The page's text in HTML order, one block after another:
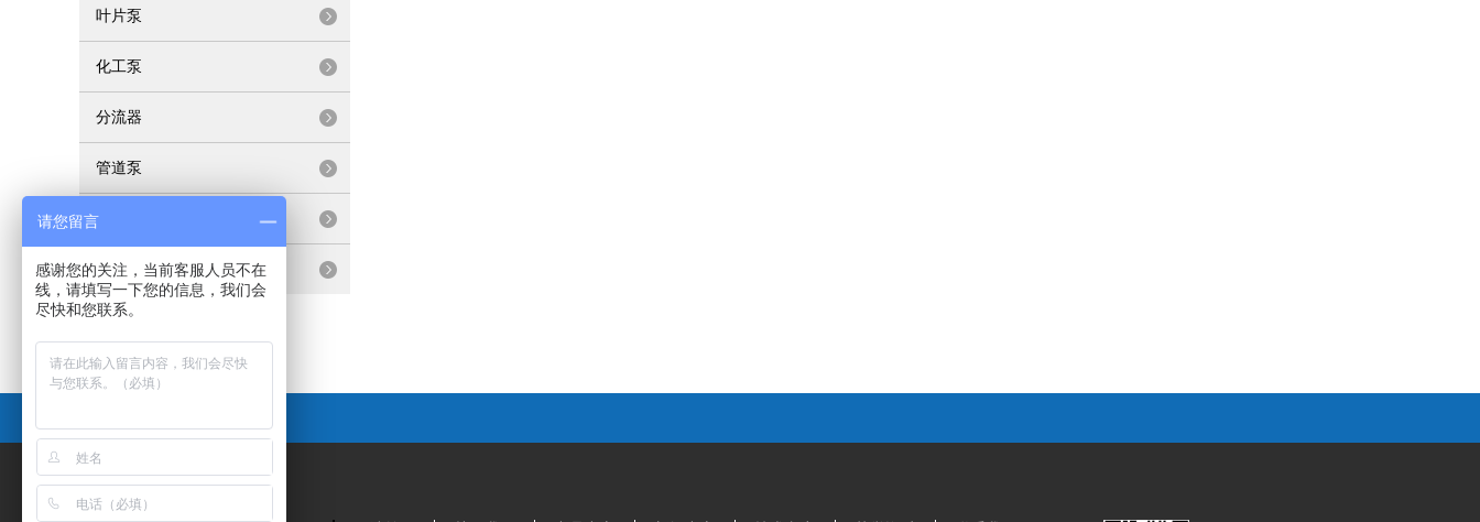
叶片泵
化工泵
分流器
管道泵
清水泵
联轴泵
请您留言
感谢您的关注，当前客服人员不在
线，请填写一下您的信息，我们会
尽快和您联系。